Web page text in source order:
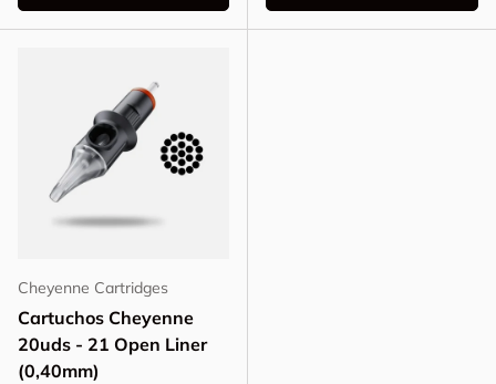
Cheyenne Cartridges
Cartuchos Cheyenne
20uds - 21 Open Liner
(0,40mm)